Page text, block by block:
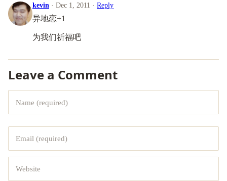
kevin · Dec 1, 2011 · Reply
异地恋+1
为我们祈福吧
Leave a Comment